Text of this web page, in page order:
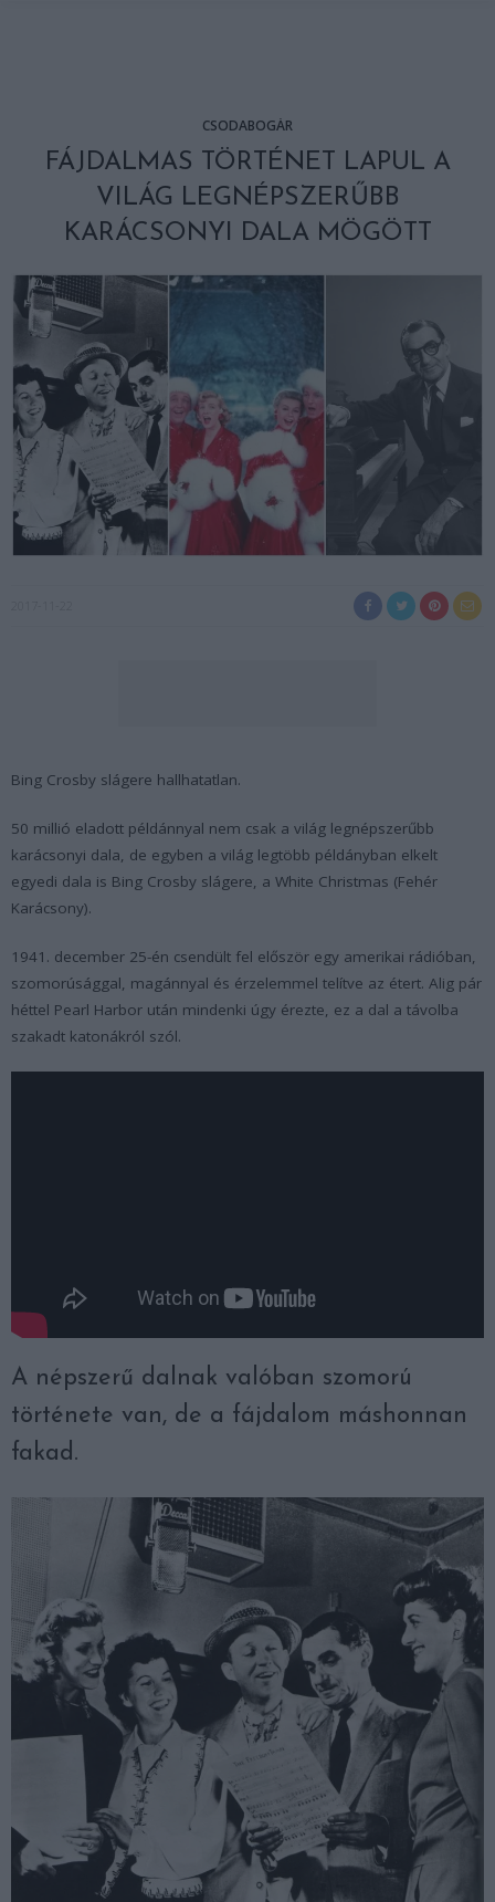
CSODABOGÁR
FÁJDALMAS TÖRTÉNET LAPUL A
VILÁG LEGNÉPSZERŰBB
KARÁCSONYI DALA MÖGÖTT
Bing Crosby slágere hallhatatlan.
50 millió eladott példánnyal nem csak a világ legnépszerűbb
karácsonyi dala, de egyben a világ legtöbb példányban elkelt
egyedi dala is Bing Crosby slágere, a White Christmas (Fehér
Karácsony).
1941. december 25-én csendült fel először egy amerikai rádióban,
szomorúsággal, magánnyal és érzelemmel telítve az étert. Alig pár
héttel Pearl Harbor után mindenki úgy érezte, ez a dal a távolba
szakadt katonákról szól.
A népszerű dalnak valóban szomorú
története van, de a fájdalom máshonnan
fakad.